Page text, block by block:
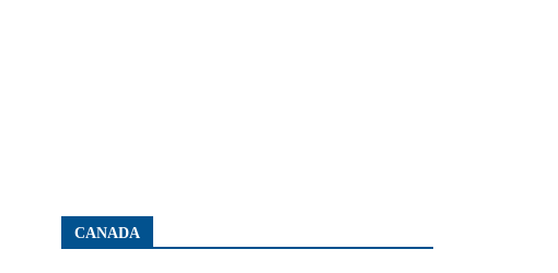
CANADA